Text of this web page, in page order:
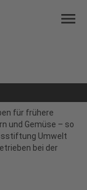
menu
für frühere
und Gemüse – so
Umwelt
bei der